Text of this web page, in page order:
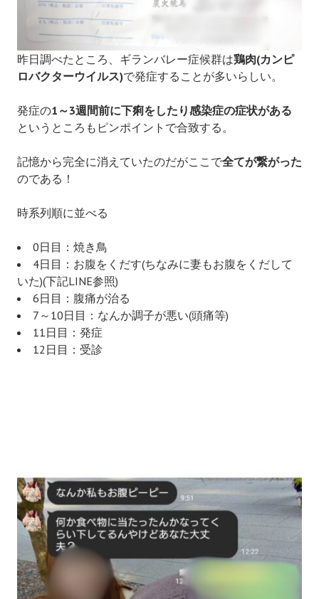
昨日調べたところ、ギランバレー症候群は鶏肉(カンピ
ロバクターウイルス)で発症することが多いらしい。
発症の1～3週間前に下痢をしたり感染症の症状がある
というところもピンポイントで合致する。
記憶から完全に消えていたのだがここで全てが繋がった
のである！
時系列順に並べる
0日目：焼き鳥
4日目：お腹をくだす(ちなみに妻もお腹をくだして
いた)(下記LINE参照)
6日目：腹痛が治る
7～10日目：なんか調子が悪い(頭痛等)
11日目：発症
12日目：受診